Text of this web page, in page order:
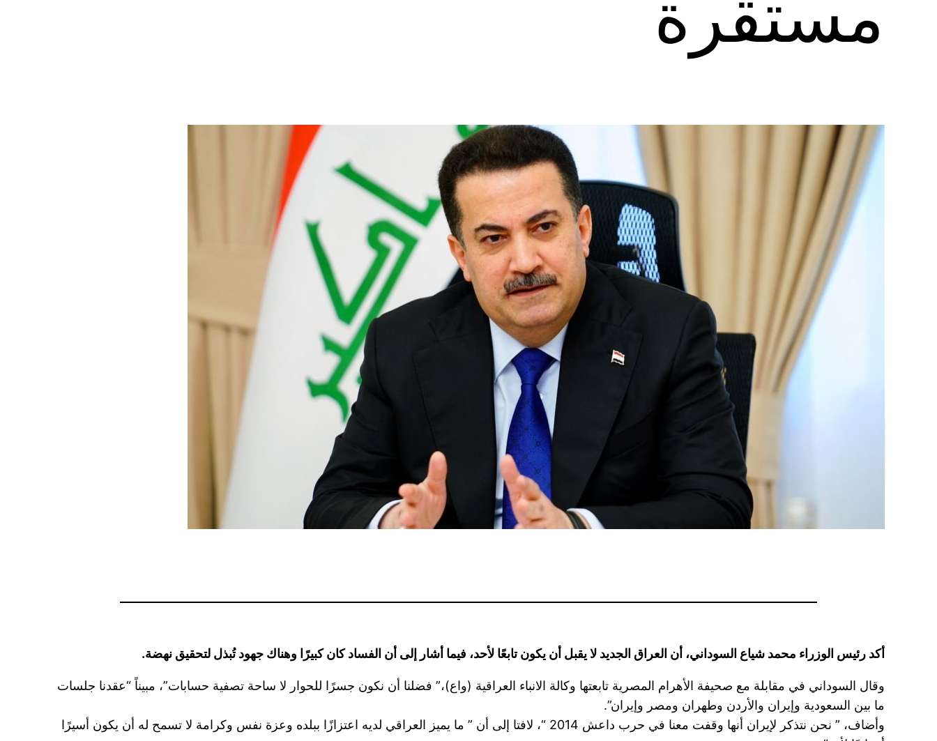
أكد رئيس الوزراء محمد شياع السوداني، أن العراق الجديد لا يقبل أن يكون تابعًا لأحد، فيما أشار إلى أن الفساد كان كبيرًا وهناك جهود تُبذل لتحقيق نهضة.
وقال السوداني في مقابلة مع صحيفة الأهرام المصرية تابعتها وكالة الانباء العراقية (واع)،” فضلنا أن نكون جسرًا للحوار لا ساحة تصفية حسابات”، مبيناً “عقدنا جلسات
ما بين السعودية وإيران والأردن وطهران ومصر وإيران”.
وأضاف، ” نحن نتذكر لإيران أنها وقفت معنا في حرب داعش 2014 “، لافتا إلى أن ” ما يميز العراقي لديه اعتزازًا ببلده وعزة نفس وكرامة لا تسمح له أن يكون أسيرًا